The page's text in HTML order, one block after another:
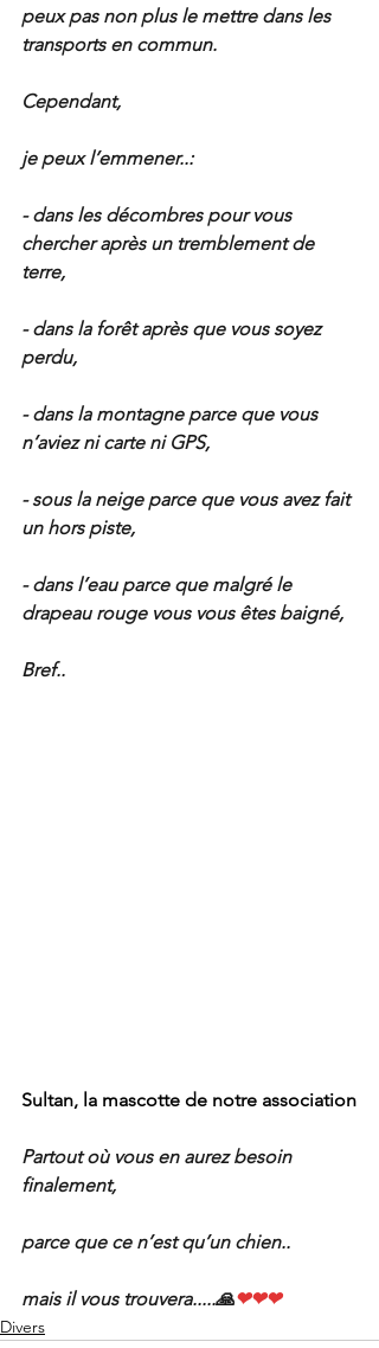
peux pas non plus le mettre dans les
transports en commun.
Cependant,
je peux l’emmener..:
- dans les décombres pour vous
chercher après un tremblement de
terre,
- dans la forêt après que vous soyez
perdu,
- dans la montagne parce que vous
n’aviez ni carte ni GPS,
- sous la neige parce que vous avez fait
un hors piste,
- dans l’eau parce que malgré le
drapeau rouge vous vous êtes baigné,
Bref..
Sultan, la mascotte de notre association
Partout où vous en aurez besoin
finalement,
parce que ce n’est qu’un chien..
mais il vous trouvera.....🙏❤❤❤
Divers